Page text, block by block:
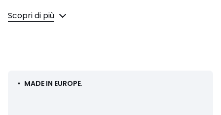
Composizione e Manutenzione
• Tomaia: 100% pelle
Scopri di più
• MADE IN EUROPE.